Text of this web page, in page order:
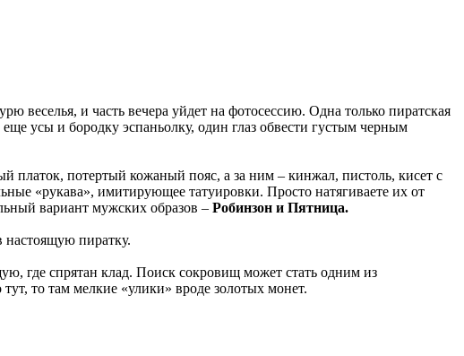
веселья, и часть вечера уйдет на фотосессию. Одна только пиратская
усы и бородку эспаньолку, один глаз обвести густым черным
платок, потертый кожаный пояс, а за ним – кинжал, пистоль, кисет с
«рукава», имитирующее татуировки. Просто натягиваете их от
вариант мужских образов – Робинзон и Пятница.
пиратку.
где спрятан клад. Поиск сокровищ может стать одним из
то там мелкие «улики» вроде золотых монет.